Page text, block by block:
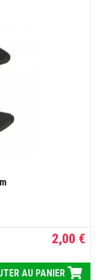
2,00 €
AU PANIER